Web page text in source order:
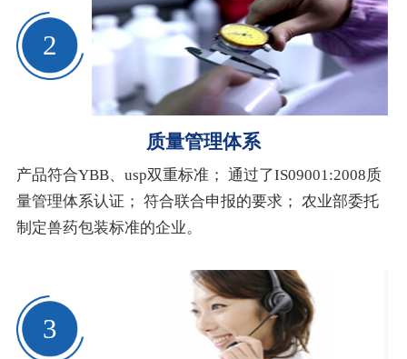
2
质量管理体系
产品符合YBB、usp双重标准； 通过了IS09001:2008质
量管理体系认证； 符合联合申报的要求； 农业部委托
制定兽药包装标准的企业。
3